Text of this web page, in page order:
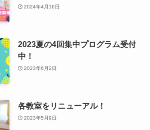
2024年4月16日
2023夏の4回集中プログラム受付
中！
2023年6月2日
各教室をリニューアル！
2023年5月9日